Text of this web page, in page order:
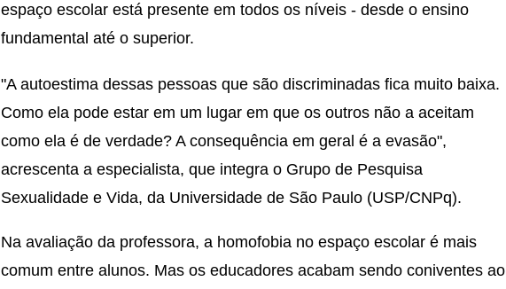
espaço escolar está presente em todos os níveis - desde o ensino
fundamental até o superior.
"A autoestima dessas pessoas que são discriminadas fica muito baixa.
Como ela pode estar em um lugar em que os outros não a aceitam
como ela é de verdade? A consequência em geral é a evasão",
acrescenta a especialista, que integra o Grupo de Pesquisa
Sexualidade e Vida, da Universidade de São Paulo (USP/CNPq).
Na avaliação da professora, a homofobia no espaço escolar é mais
comum entre alunos. Mas os educadores acabam sendo coniventes ao